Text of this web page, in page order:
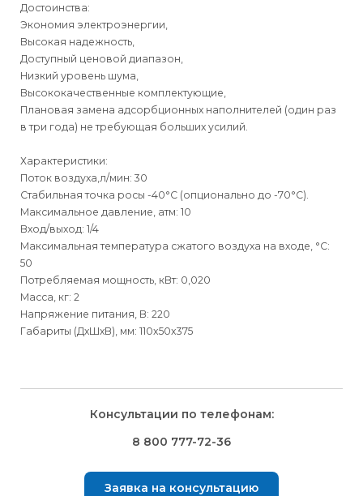
Достоинства:
Экономия электроэнергии,
Высокая надежность,
Доступный ценовой диапазон,
Низкий уровень шума,
Высококачественные комплектующие,
Плановая замена адсорбционных наполнителей (один раз
в три года) не требующая больших усилий.
Характеристики:
Поток воздуха,л/мин: 30
Стабильная точка росы -40°С (опционально до -70°С).
Максимальное давление, атм: 10
Вход/выход: 1/4
Максимальная температура сжатого воздуха на входе, °C:
50
Потребляемая мощность, кВт: 0,020
Масса, кг: 2
Напряжение питания, В: 220
Габариты (ДхШхВ), мм: 110x50x375
лиц
Способ оплаты
Выбрать вид оплаты Вы сможете в Корзине при
оформлении заказа.
лиц
Способыдоставки
Доставка осуществляется транспортными компаниями и
оплачивается покупателем при получении заказа.
Транспортную компанию Вы сможете выбрать в Корзине
лиц
Правила возврата товара, приобретённого
Внешний вид, комплектность товара и комплектность всего
лиц
Консультации по телефонам:
8 800 777-72-36
Заявка на консультацию